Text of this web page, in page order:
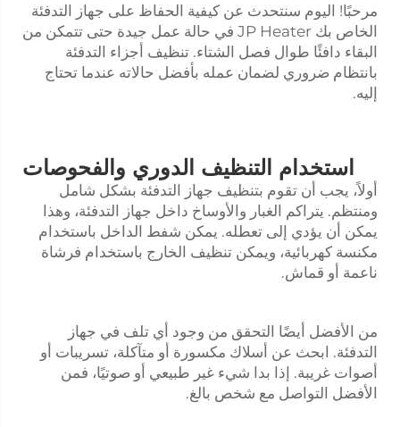
مرحبًا! اليوم سنتحدث عن كيفية الحفاظ على جهاز التدفئة
الخاص بك JP Heater في حالة عمل جيدة حتى تتمكن من
البقاء دافئًا طوال فصل الشتاء. تنظيف أجزاء التدفئة
بانتظام ضروري لضمان عمله بأفضل حالاته عندما تحتاج
إليه.
استخدام التنظيف الدوري والفحوصات
أولاً، يجب أن تقوم بتنظيف جهاز التدفئة بشكل شامل
ومنتظم. يتراكم الغبار والأوساخ داخل جهاز التدفئة، وهذا
يمكن أن يؤدي إلى تعطله. يمكن شفط الداخل باستخدام
مكنسة كهربائية، ويمكن تنظيف الخارج باستخدام فرشاة
ناعمة أو قماش.
من الأفضل أيضًا التحقق من وجود أي تلف في جهاز
التدفئة. ابحث عن أسلاك مكسورة أو متآكلة، تسريبات أو
أصوات غريبة. إذا بدا شيء غير طبيعي أو صوتيًا، فمن
الأفضل التواصل مع شخص بالغ.